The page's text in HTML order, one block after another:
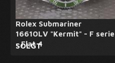
Rolex Submariner
16610LV "Kermit" - F serie
- Flat 4
SOLGT